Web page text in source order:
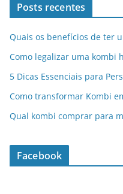
Posts recentes
Quais os benefícios de ter
Como legalizar uma kombi
5 Dicas Essenciais para
Como transformar Kombi
Qual kombi comprar para
Facebook